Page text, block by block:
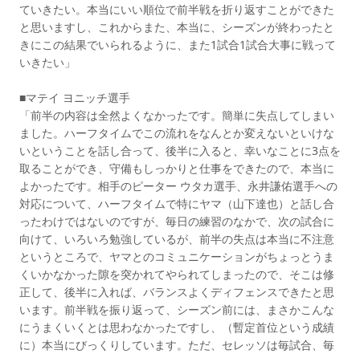
ていきたい。本当にいい順位で前半戦を折り返すことができた
と思いますし、これからまた、本当に、シーズンが終わったと
きにこの結果でいられるように、また1試合1試合大事に戦って
いきたい」
■マテイ ヨニッチ選手
「前半の内容は全然よくなかったです。簡単に失点してしまい
ました。ハーフタイムでこの流れをなんとか変えないといけな
いということを話し合って、後半に入ると、幸いなことに3点を
取ることができ、守備もしっかりと仕事をできたので、本当に
よかったです。相手のピーター ウタカ選手、永井謙佑選手への
対応について、ハーフタイムで特にヤマ（山下達也）と話し合
ったわけではないのですが、毎日の練習のなかで、次の試合に
向けて、いろいろ勉強しているが、前半の失点は本当に不注意
というところで、ヤマとのコミュニケーションがちょっとうま
くいかなかった隙を突かれてやられてしまったので、そこは修
正して、後半に入れば、バランスよくディフェンスできたと思
います。前半戦を振り返って、シーズン前には、まさかこんな
にうまくいくとは思わなかったですし、（暫定首位という成績
に）本当にびっくりしています。ただ、セレッソは毎試合、毎